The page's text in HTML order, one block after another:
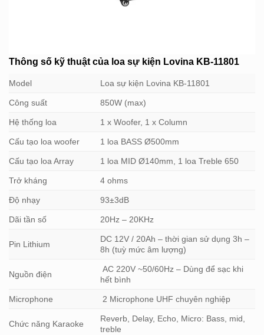
Thông số kỹ thuật của loa sự kiện Lovina KB-11801
Model Loa sự kiện Lovina KB-11801
Công suất 850W (max)
Hệ thống loa 1 x Woofer, 1 x Column
Cấu tạo loa woofer 1 loa BASS Ø500mm
Cấu tạo loa Array 1 loa MID Ø140mm, 1 loa Treble 650
Trở kháng 4 ohms
Độ nhạy 93±3dB
Dãi tần số 20Hz – 20KHz
Pin Lithium
DC 12V / 20Ah – thời gian sử dụng 3h –
8h (tuỳ mức âm lượng)
Nguồn điện
AC 220V ~50/60Hz – Dùng để sạc khi
hết bình
Microphone 2 Microphone UHF chuyên nghiệp
Chức năng Karaoke
Reverb, Delay, Echo, Micro: Bass, mid,
treble